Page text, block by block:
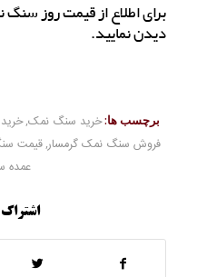
برای اطلاع از قیمت روز سنگ
دیدن نمایید.
برچسب ها: خرید سنگ نمک,
فروش سنگ نمک گرمسار, قیمت
عمده